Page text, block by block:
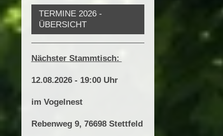
TERMINE 2026 -
ÜBERSICHT
Nächster Stammtisch:
12.08.2026 - 19:00 Uhr
im Vogelnest
Rebenweg 9, 76698 Stettfeld